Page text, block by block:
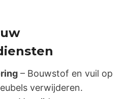
– Bouwstof en vuil op
verwijderen.